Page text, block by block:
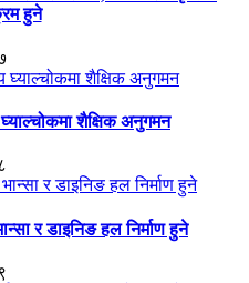
हुने
घ्याल्चोकमा शैक्षिक अनुगमन
८
र डाइनिङ हल निर्माण हुने
९